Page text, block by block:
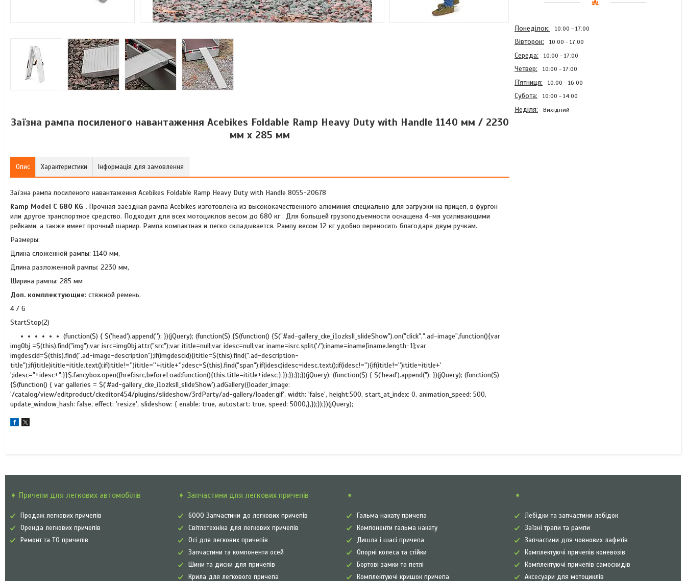
Заїзна рампа посиленого навантаження Acebikes Foldable Ramp Heavy Duty with Handle 1140 мм / 2230
мм x 285 мм
Опис Характеристики Інформація для замовлення
Заїзна рампа посиленого навантаження Acebikes Foldable Ramp Heavy Duty with Handle 8055-20678
Ramp Model C 680 KG . Прочная заездная рампа Acebikes изготовлена из высококачественного алюминия специально для загрузки на прицеп, в фургон
или другое транспортное средство. Подходит для всех мотоциклов весом до 680 кг . Для большей грузоподъемности оснащена 4-мя усиливающими
рейками, а также имеет прочный шарнир. Рампа компактная и легко складывается. Рампу весом 12 кг удобно переносить благодаря двум ручкам.
Размеры:
Длина сложенной рампы: 1140 мм,
Длина разложенной рампы: 2230 мм,
Ширина рампы: 285 мм
Доп. комплектующие: стяжной ремень.
4 / 6
StartStop(2)
(function($) { $('head').append(''); })(jQuery); (function($) {$(function() {$("#ad-gallery_cke_i1ozksll_slideShow").on("click",".ad-image",function(){var
imgObj =$(this).find("img");var isrc=imgObj.attr("src");var ititle=null;var idesc=null;var iname=isrc.split('/');iname=iname[iname.length-1];var
imgdescid=$(this).find(".ad-image-description");if(imgdescid){ititle=$(this).find(".ad-description-
title");if(ititle)ititle=ititle.text();if(ititle!='')ititle=''+ititle+'';idesc=$(this).find("span");if(idesc)idesc=idesc.text();if(idesc!=''){if(ititle!='')ititle=ititle+'
';idesc="+idesc+";}}$.fancybox.open({href:isrc,beforeLoad:function(){this.title=ititle+idesc;},});});});})(jQuery); (function($) { $('head').append("); })(jQuery); (function($)
{$(function() { var galleries = $('#ad-gallery_cke_i1ozksll_slideShow').adGallery({loader_image:
'/catalog/view/editproduct/ckeditor454/plugins/slideshow/3rdParty/ad-gallery/loader.gif', width: 'false', height:500, start_at_index: 0, animation_speed: 500,
update_window_hash: false, effect: 'resize', slideshow: { enable: true, autostart: true, speed: 5000,},});});})(jQuery);
Понеділок 10:00 17:00
Вівторок 10:00 17:00
Середа 10:00 17:00
Четвер 10:00 17:00
Пʼятниця 10:00 16:00
Субота 10:00 14:00
Неділя Вихідний
➧ Причепи для легкових автомобілів
Продаж легкових причепів
Оренда легкових причепів
Ремонт та ТО причепів
➧ Запчастини для легкових причепів
6000 Запчастини до легкових причепів
Світлотехніка для легкових причепів
Осі для легкових причепів
Запчастини та компоненти осей
Шини та диски для причепів
Крила для легкового причепа
➧
Гальма накату причепа
Компоненти гальма накату
Дишла і шасі причепа
Опорні колеса та стійки
Бортові замки та петлі
Комплектуючі кришок причепа
➧
Лебідки та запчастини лебідок
Заїзні трапи та рампи
Запчастини для човнових лафетів
Комплектуючі причепів коневозів
Комплектуючі причепів самоскидів
Аксесуари для мотоциклів